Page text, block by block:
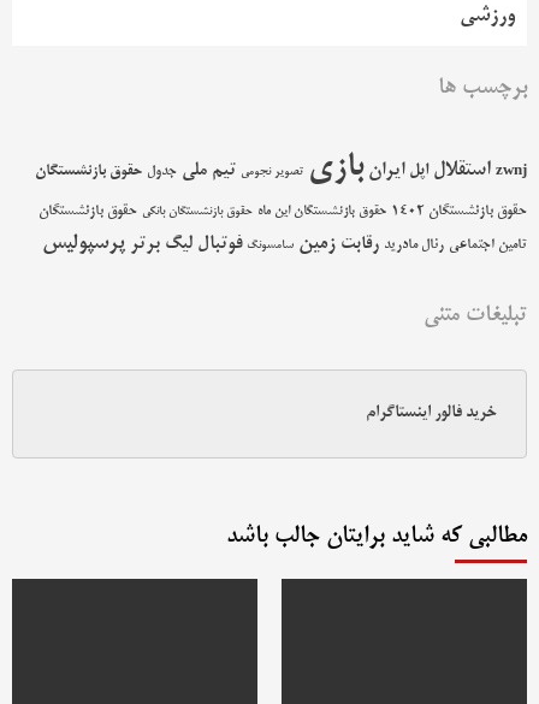
ورزشی
برچسب ها
zwnj استقلال اپل ایران بازی تصویر نجومی تیم ملی جدول حقوق بازنشستگان
حقوق بازنشستگان 1402 حقوق بازنشستگان این ماه حقوق بازنشستگان بانکی حقوق بازنشستگان
تامین اجتماعی رئال مادرید رقابت زمین سامسونگ فوتبال لیگ برتر پرسپولیس
تبلیغات متنی
خرید فالور اینستاگرام
مطالبی که شاید برایتان جالب باشد